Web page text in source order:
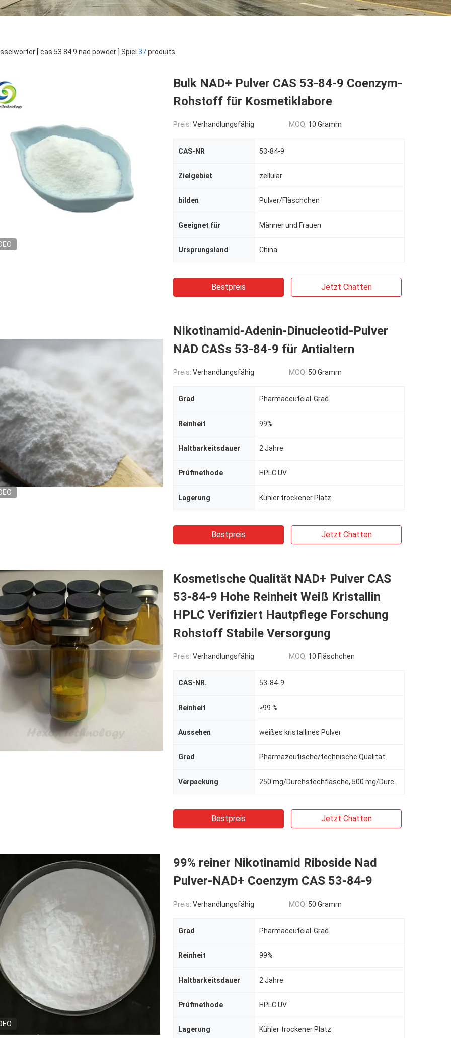
[ cas 53 84 9 nad powder ] Spiel 37produits.
Bulk NAD+ Pulver CAS 53-84-9 Coenzym-
Rohstoff für Kosmetiklabore
Preis: Verhandlungsfähig MOQ: 10 Gramm
CAS-NR 53-84-9
Zielgebiet zellular
bilden Pulver/Fläschchen
Geeignet für Männer und Frauen
Ursprungsland China
Bestpreis Jetzt Chatten
Nikotinamid-Adenin-Dinucleotid-Pulver
NAD CASs 53-84-9 für Antialtern
Preis: Verhandlungsfähig MOQ: 50 Gramm
Grad Pharmaceutcial-Grad
Reinheit 99%
Haltbarkeitsdauer 2 Jahre
Prüfmethode HPLC UV
Lagerung Kühler trockener Platz
Bestpreis Jetzt Chatten
Kosmetische Qualität NAD+ Pulver CAS
53-84-9 Hohe Reinheit Weiß Kristallin
HPLC Verifiziert Hautpflege Forschung
Rohstoff Stabile Versorgung
Preis: Verhandlungsfähig MOQ: 10 Fläschchen
CAS-NR. 53-84-9
Reinheit ≥99 %
Aussehen weißes kristallines Pulver
Grad Pharmazeutische/technische Qualität
Verpackung
Bestpreis Jetzt Chatten
99% reiner Nikotinamid Riboside Nad
Pulver-NAD+ Coenzym CAS 53-84-9
Preis: Verhandlungsfähig MOQ: 50 Gramm
Grad Pharmaceutcial-Grad
Reinheit 99%
Haltbarkeitsdauer 2 Jahre
Prüfmethode HPLC UV
Lagerung Kühler trockener Platz